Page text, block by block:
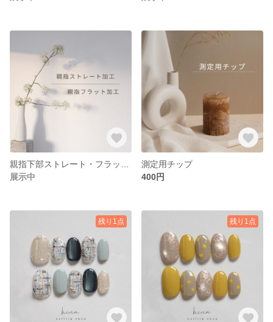
展示中
測定用チップ
400円
残り1点 残り1点